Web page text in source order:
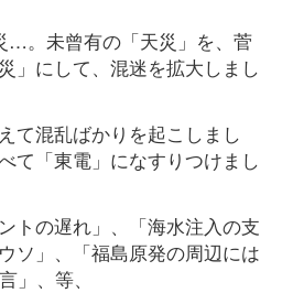
…。未曾有の「天災」を、菅
」にして、混迷を拡大しまし
て混乱ばかりを起こしまし
て「東電」になすりつけまし
トの遅れ」、「海水注入の支
ソ」、「福島原発の周辺には
」、等、